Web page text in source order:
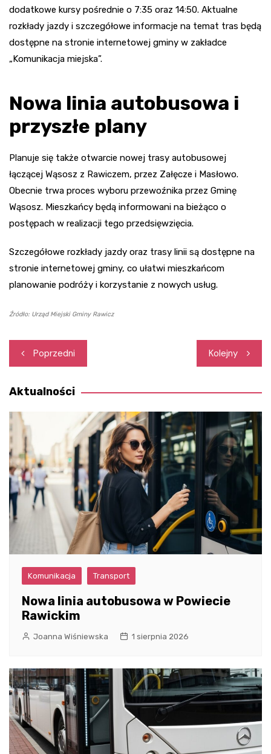
dodatkowe kursy pośrednie o 7:35 oraz 14:50. Aktualne
rozkłady jazdy i szczegółowe informacje na temat tras będą
dostępne na stronie internetowej gminy w zakładce
„Komunikacja miejska”.
Nowa linia autobusowa i
przyszłe plany
Planuje się także otwarcie nowej trasy autobusowej
łączącej Wąsosz z Rawiczem, przez Załęcze i Masłowo.
Obecnie trwa proces wyboru przewoźnika przez Gminę
Wąsosz. Mieszkańcy będą informowani na bieżąco o
postępach w realizacji tego przedsięwzięcia.
Szczegółowe rozkłady jazdy oraz trasy linii są dostępne na
stronie internetowej gminy, co ułatwi mieszkańcom
planowanie podróży i korzystanie z nowych usług.
Źródło: Urząd Miejski Gminy Rawicz
Nawigacja
wpisu
Poprzedni Kolejny
Aktualności
Komunikacja Transport
Nowa linia autobusowa w Powiecie
Rawickim
Joanna Wiśniewska 1 sierpnia 2026